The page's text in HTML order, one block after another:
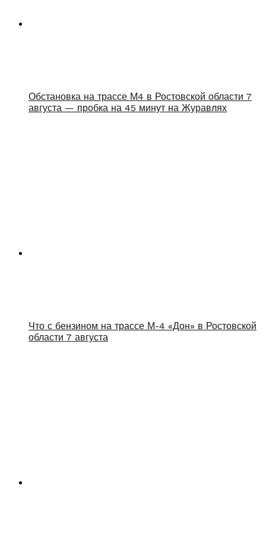
Обстановка на трассе М4 в Ростовской области 7
августа — пробка на 45 минут на Журавлях
Что с бензином на трассе М-4 «Дон» в Ростовской
области 7 августа